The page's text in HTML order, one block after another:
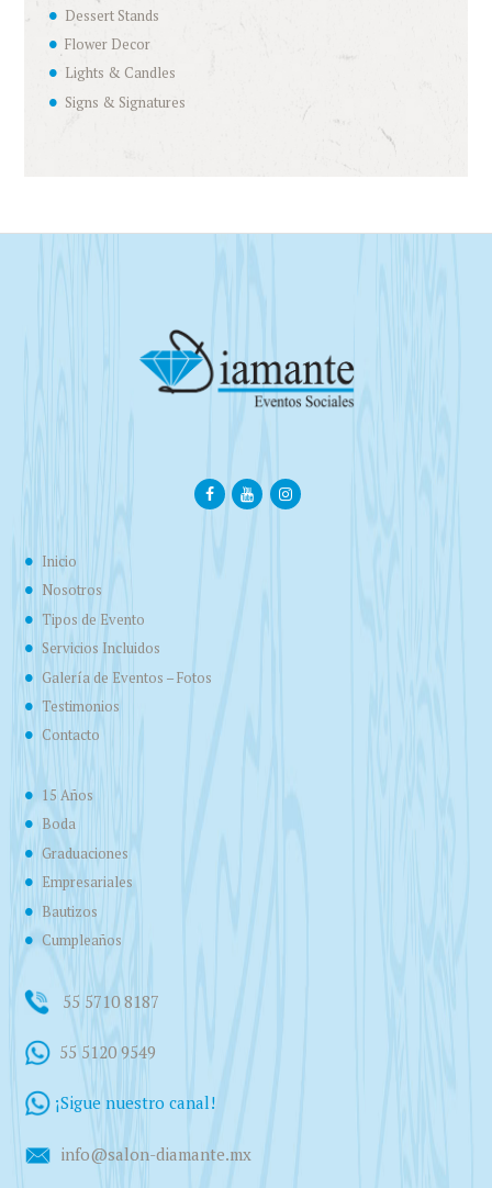
Dessert Stands
Flower Decor
Lights & Candles
Signs & Signatures
Inicio
Nosotros
Tipos de Evento
Servicios Incluidos
Galería de Eventos – Fotos
Testimonios
Contacto
15 Años
Boda
Graduaciones
Empresariales
Bautizos
Cumpleaños
55 5710 8187
55 5120 9549
¡Sigue nuestro canal!
info@salon-diamante.mx